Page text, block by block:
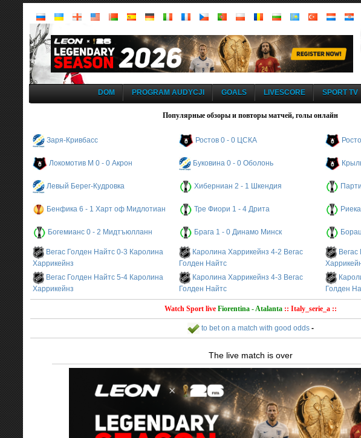
DOM PROGRAM AUDYCJI GOALS LIVESCORE SPORT TV
Популярные обзоры и повторы матчей, голы онлайн
Заря-Кривбасс Ростов 0 - 0 ЦСКА
Локомотив М 0 - 0 Акрон Буковина 0 - 0 Оболонь
Левый Берег-Кудровка Хиберниан 2 - 1 Шкендия
Бенфика 6 - 1 Харт оф Мидлотиан Тре Фиори 1 - 4 Дрита
Богемианс 0 - 2 Мидтъюлланн Брага 1 - 0 Динамо Минск
Вегас Голден Найтс 0-3 Каролина
Харрикейнз
Каролина Харрикейнз 4-2 Вегас
Голден Найтс
Вегас Голден Найтс 5-4 Каролина
Харрикейнз
Каролина Харрикейнз 4-3 Вегас
Голден Найтс
Голден
Watch Sport live Fiorentina - Atalanta:: Italy_serie_a ::
to bet on a match with good odds-
The live match is over